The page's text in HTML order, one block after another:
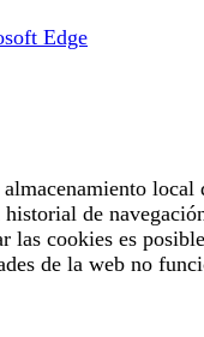
Edge
local
de
las cookies es
de la web no